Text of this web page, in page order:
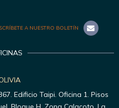
A NUESTRO BOLETÍN
Edificio Taipi. Oficina 1. Pisos